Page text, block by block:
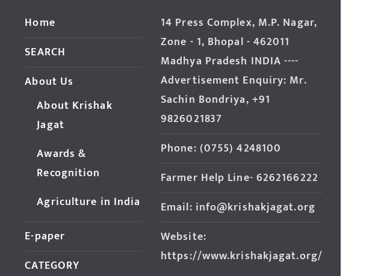
Home
SEARCH
About Us
About Krishak
Jagat
Awards &
Recognition
Agriculture in India
E-paper
CATEGORY
14 Press Complex, M.P. Nagar,
Zone - 1, Bhopal - 462011
Madhya Pradesh INDIA ----
Advertisement Enquiry: Mr.
Sachin Bondriya, +91
9826021837
Phone: (0755) 4248100
Farmer Help Line- 6262166222
Email: info@krishakjagat.org
Website:
https://www.krishakjagat.org/